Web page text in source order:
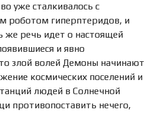
уже сталкивалось с
гиперптеридов, и
же речь идет о настоящей
и явно
злой волей Демоны начинают
космических поселений и
людей в Солнечной
противопоставить нечего,